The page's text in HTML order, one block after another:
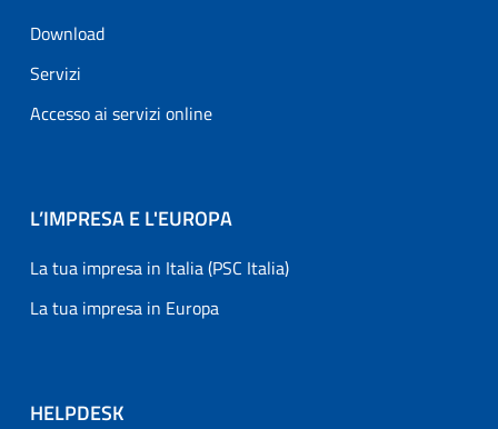
Download
Servizi
Accesso ai servizi online
L’IMPRESA E L'EUROPA
La tua impresa in Italia (PSC Italia)
La tua impresa in Europa
HELPDESK